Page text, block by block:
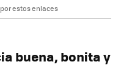
estos enlaces
buena, bonita y